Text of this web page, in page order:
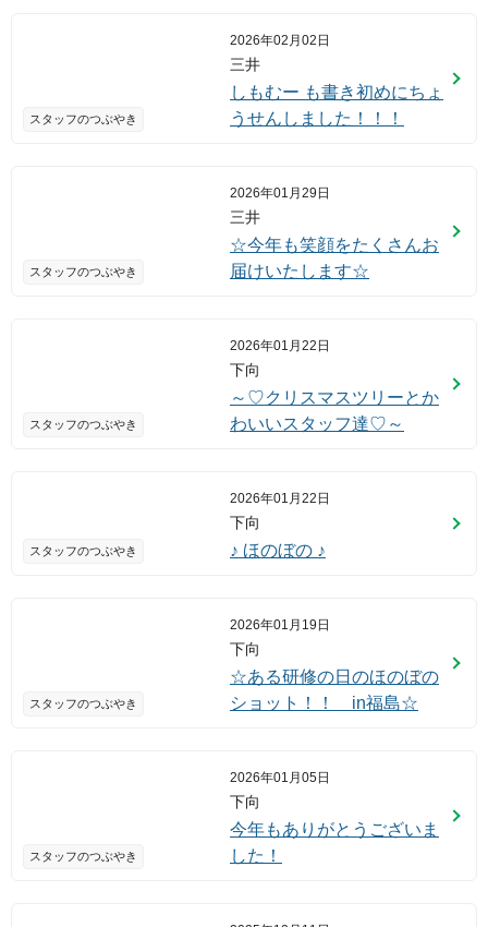
スタッフのつぶやき
2026年02月02日
三井
しもむー も書き初めにちょ
うせんしました！！！
スタッフのつぶやき
2026年01月29日
三井
☆今年も笑顔をたくさんお
届けいたします☆
スタッフのつぶやき
2026年01月22日
下向
～♡クリスマスツリーとか
わいいスタッフ達♡～
スタッフのつぶやき
2026年01月22日
下向
♪ ほのぼの ♪
スタッフのつぶやき
2026年01月19日
下向
☆ある研修の日のほのぼの
ショット！！ in福島☆
スタッフのつぶやき
2026年01月05日
下向
今年もありがとうございま
した！